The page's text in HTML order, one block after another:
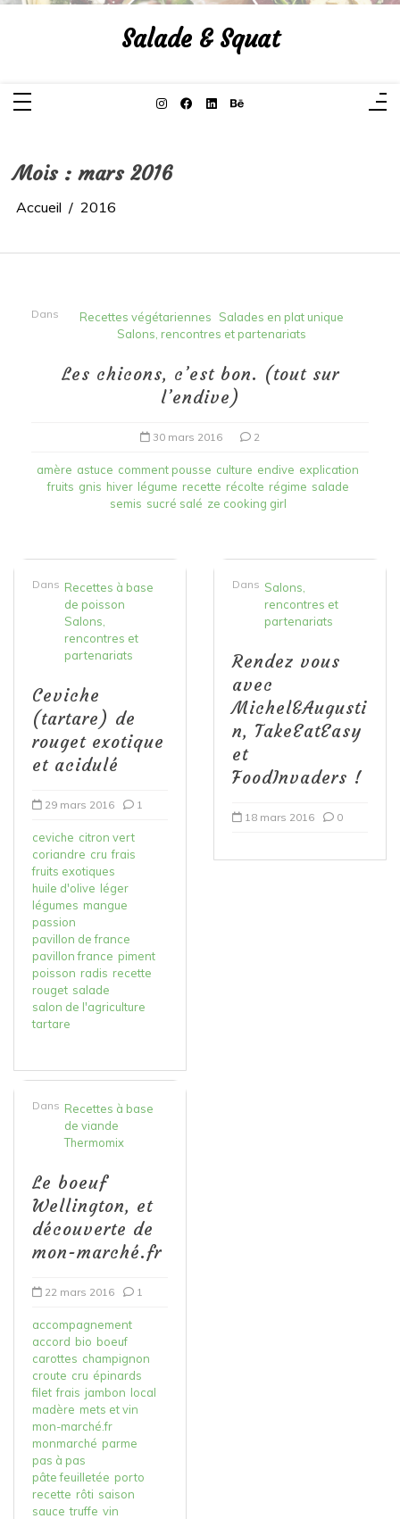
Aller
Salade & Squat
Mois : mars 2016
Accueil 2016
Dans Recettes végétariennes
Salades en plat unique
Salons, rencontres et partenariats
Les chicons, c’est bon. (tout sur
l’endive)
30 mars 2016 2
amère astuce comment pousse culture endive explication
fruits gnis hiver légume recette récolte régime salade
semis sucré salé ze cooking girl
Dans Recettes à base
de poisson
Salons,
rencontres et
partenariats
Ceviche
(tartare) de
rouget exotique
et acidulé
29 mars 2016 1
ceviche citron vert
coriandre cru frais
fruits exotiques
huile d'olive léger
légumes mangue
passion
pavillon de france
pavillon france piment
poisson radis recette
rouget salade
salon de l'agriculture
tartare
Dans Recettes à base
de viande
Thermomix
Le boeuf
Wellington, et
découverte de
mon-marché.fr
22 mars 2016 1
accompagnement
accord bio boeuf
carottes champignon
croute cru épinards
filet frais jambon local
madère mets et vin
mon-marché.fr
monmarché parme
pas à pas
pâte feuilletée porto
recette rôti saison
sauce truffe vin
Dans Salons,
rencontres et
partenariats
Rendez vous
avec
Michel&Augusti
n, TakeEatEasy
et
FoodInvaders !
18 mars 2016 0